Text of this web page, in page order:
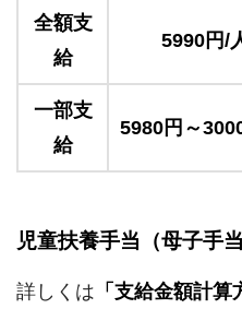
全額支
給
5990円/
一部支
給
5980円～
児童扶養手当（母子手
詳しくは 「支給金額計算